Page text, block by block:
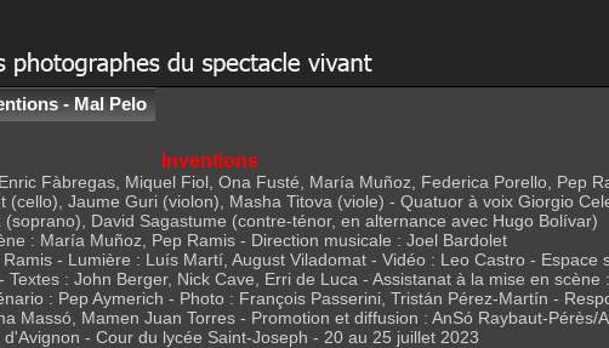
- Mal Pelo
Inventions
Fàbregas, Miquel Fiol, Ona Fusté, María Muñoz, Federica Porello, Pep
Jaume Guri (violon), Masha Titova (viole) - Quatuor à voix Giorgio
David Sagastume (contre-ténor, en alternance avec Hugo Bolívar)
: María Muñoz, Pep Ramis - Direction musicale : Joel Bardolet
- Lumière : Luís Martí, August Viladomat - Vidéo : Leo Castro - Espace
: John Berger, Nick Cave, Erri de Luca - Assistanat à la mise en
: Pep Aymerich - Photo : François Passerini, Tristán Pérez-Martín -
Massó, Mamen Juan Torres - Promotion et diffusion : AnSó Raybaut-Pérès/
d'Avignon - Cour du lycée Saint-Joseph - 20 au 25 juillet 2023